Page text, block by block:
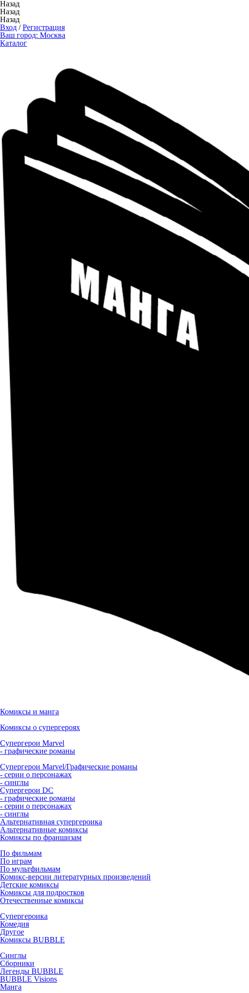
Назад
Назад
Назад
Вход /Регистрация
Ваш город: Москва
Каталог
Комиксы и манга
Комиксы о супергероях
Супергерои Marvel
- графические романы
Супергерои Marvel/Графические романы
- серии о персонажах
- синглы
Супергерои DC
- графические романы
- серии о персонажах
- синглы
Альтернативная супергероика
Альтернативные комиксы
Комиксы по франшизам
По фильмам
По играм
По мультфильмам
Комикс-версии литературных произведений
Детские комиксы
Комиксы для подростков
Отечественные комиксы
Супергероика
Комедия
Другое
Комиксы BUBBLE
Синглы
Сборники
Легенды BUBBLE
BUBBLE Visions
Манга